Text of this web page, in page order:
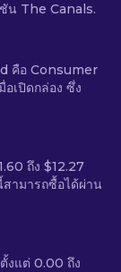
น The Canals.
คือ Consumer
เปิดกล่อง ซึ่ง
ถึง $12.27
ามารถซื้อได้ผ่าน
งแต่ 0.00 ถึง